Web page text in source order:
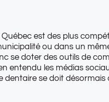
est des plus
ou dans un
se doter des outils de
entendu les médias
dentaire se doit désormais